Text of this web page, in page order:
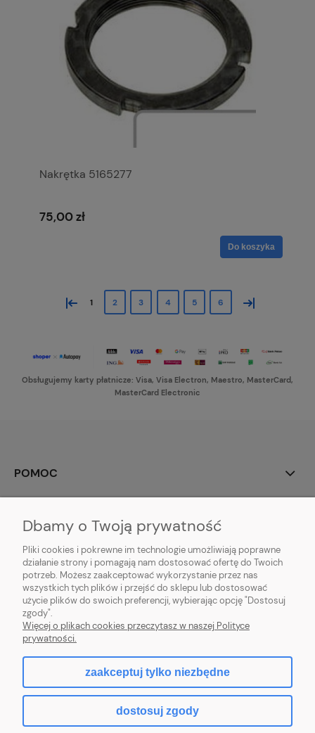
Nakrętka 5165277
75,00 zł
Do koszyka
« 1 2 3 4 5 6 »
Obsługujemy karty płatnicze: Visa, Visa Electron, Maestro, MasterCard,
MasterCard Electronic
POMOC
PŁATNOŚCI I DOSTAWA
INFORMACJE
O NAS
Sklep internetowy Shoper Premium
Dbamy o Twoją prywatność
Pliki cookies i pokrewne im technologie umożliwiają poprawne
działanie strony i pomagają nam dostosować ofertę do Twoich
potrzeb. Możesz zaakceptować wykorzystanie przez nas
wszystkich tych plików i przejść do sklepu lub dostosować
użycie plików do swoich preferencji, wybierając opcję "Dostosuj
zgody".
Więcej o plikach cookies przeczytasz w naszej Polityce
prywatności.
zaakceptuj tylko niezbędne
dostosuj zgody